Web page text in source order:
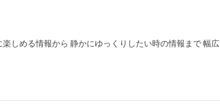
しめる情報から 静かにゆっくりしたい時の情報まで 幅広